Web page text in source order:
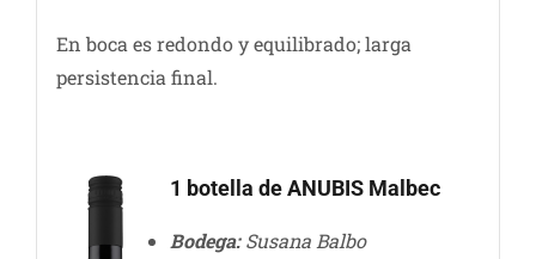
En boca es redondo y equilibrado; larga
persistencia final.
1 botella de ANUBIS Malbec
Bodega:Susana Balbo